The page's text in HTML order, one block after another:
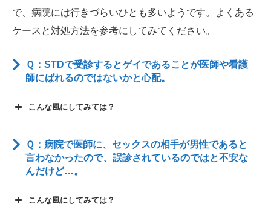
で、病院には行きづらいひとも多いようです。よくある
ケースと対処方法を参考にしてみてください。
Ｑ：STDで受診するとゲイであることが医師や看護
師にばれるのではないかと心配。
こんな風にしてみては？
Ｑ：病院で医師に、セックスの相手が男性であると
言わなかったので、誤診されているのではと不安な
んだけど…。
こんな風にしてみては？